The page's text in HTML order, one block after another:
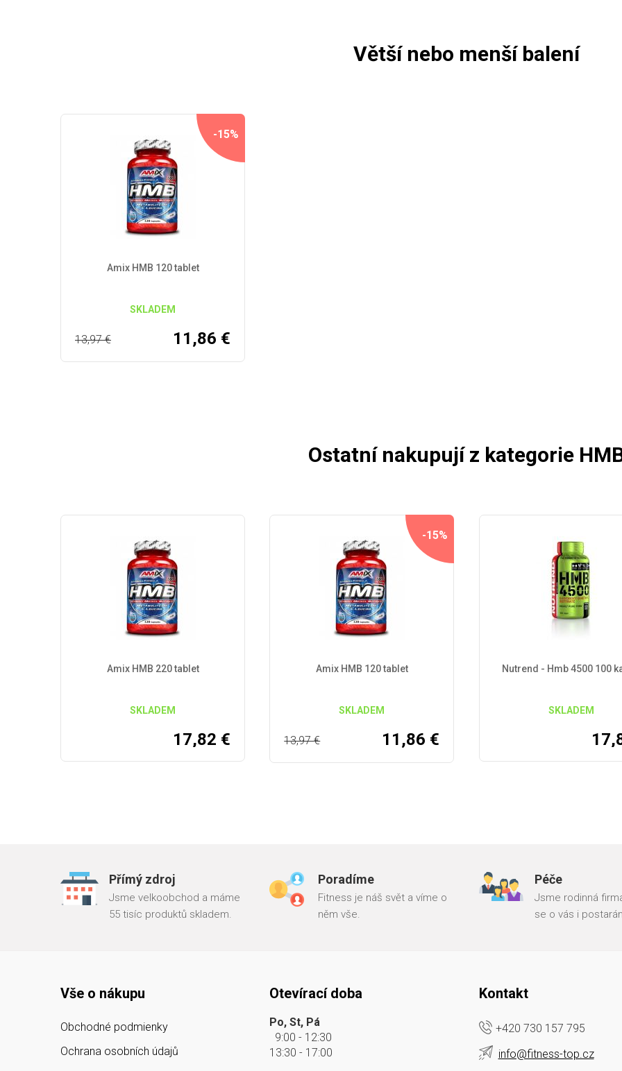
Větší nebo menší balení
-15%
Amix HMB 120 tablet
SKLADEM
13,97€ 11,86 €
Ostatní nakupují z kategorie
Amix HMB 220 tablet
SKLADEM
17,82 €
-15%
Amix HMB 120 tablet
SKLADEM
13,97€ 11,86 €
Nutrend - Hmb 4500 100
SKLADEM
Přímý zdroj
Jsme velkoobchod a máme
55 tisíc produktů skladem.
Poradíme
Fitness je náš svět a víme o
něm vše.
Péče
Jsme rodinná
se o vás i
Vše o nákupu
Obchodné podmienky
Ochrana osobních údajů
Otevírací doba
Po, St, Pá
9:00 - 12:30
13:30 - 17:00
Kontakt
+420 730 157 795
info@fitness-top.cz